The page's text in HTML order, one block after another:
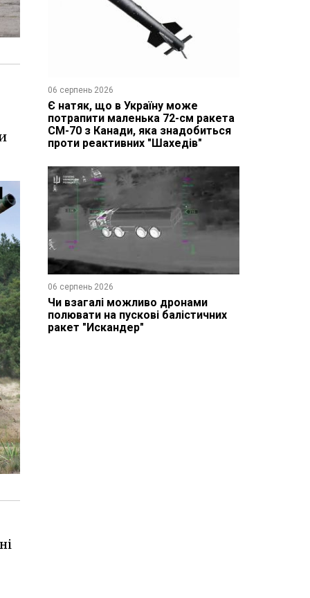
06 серпень 2026
Є натяк, що в Україну може
потрапити маленька 72-см ракета
CM-70 з Канади, яка знадобиться
проти реактивних "Шахедів"
06 серпень 2026
Чи взагалі можливо дронами
полювати на пускові балістичних
ракет "Искандер"